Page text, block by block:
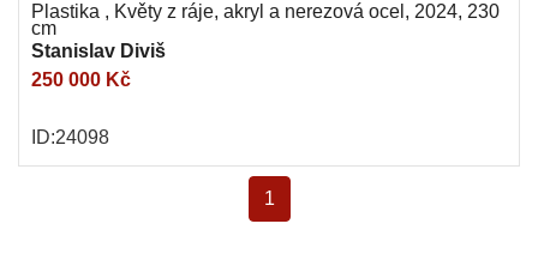
Plastika , Květy z ráje, akryl a nerezová ocel, 2024, 230
cm
Stanislav Diviš
250 000 Kč
ID:24098
1